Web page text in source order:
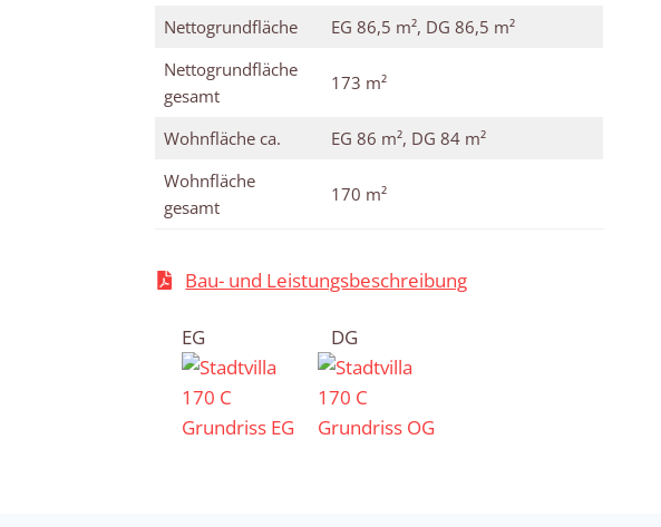
Nettogrundfläche
EG 86,5 m², DG 86,5 m²
Nettogrundfläche
gesamt
173 m²
Wohnfläche ca.
EG 86 m², DG 84 m²
Wohnfläche
gesamt
170 m²
Bau- und Leistungsbeschreibung
EG DG